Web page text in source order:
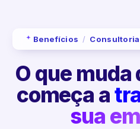
Benefícios /
O que muda
começa a
sua